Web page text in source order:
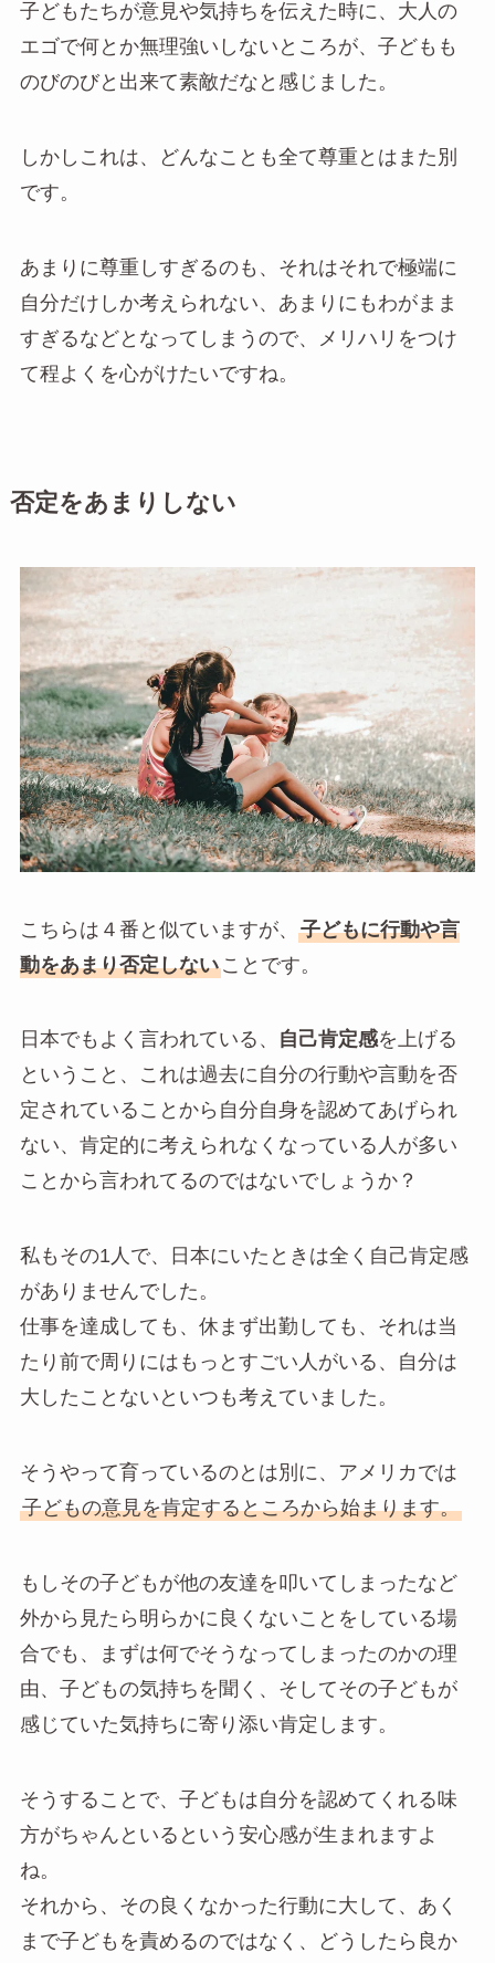
子どもたちが意見や気持ちを伝えた時に、大人の
エゴで何とか無理強いしないところが、子どもも
のびのびと出来て素敵だなと感じました。
しかしこれは、どんなことも全て尊重とはまた別
です。
あまりに尊重しすぎるのも、それはそれで極端に
自分だけしか考えられない、あまりにもわがまま
すぎるなどとなってしまうので、メリハリをつけ
て程よくを心がけたいですね。
否定をあまりしない
こちらは４番と似ていますが、 子どもに行動や言
動をあまり否定しないことです。
日本でもよく言われている、 自己肯定感を上げる
ということ 、これは過去に自分の行動や言動を否
定されていることから自分自身を認めてあげられ
ない、肯定的に考えられなくなっている人が多い
ことから言われてるのではないでしょうか？
私もその1人で、日本にいたときは全く自己肯定感
がありませんでした。
仕事を達成しても、休まず出勤しても、それは当
たり前で周りにはもっとすごい人がいる、自分は
大したことないといつも考えていました。
そうやって育っているのとは別に、アメリカでは
子どもの意見を肯定するところから始まります。
もしその子どもが他の友達を叩いてしまったなど
外から見たら明らかに良くないことをしている場
合でも、まずは何でそうなってしまったのかの理
由、子どもの気持ちを聞く、そしてその子どもが
感じていた気持ちに寄り添い肯定します。
そうすることで、子どもは自分を認めてくれる味
方がちゃんといるという安心感が生まれますよ
ね。
それから、その良くなかった行動に大して、あく
まで子どもを責めるのではなく、どうしたら良か